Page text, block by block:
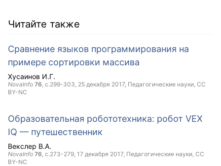
Читайте также
Сравнение языков программирования на
примере сортировки массива
Хусаинов И.Г.
NovaInfo 76 , с.299-303, 25 декабря 2017 , Педагогические науки, CC
BY-NC
Образовательная робототехника: робот VEX
IQ — путешественник
Векслер В.А.
NovaInfo 76 , с.273-279, 17 декабря 2017 , Педагогические науки, CC
BY-NC